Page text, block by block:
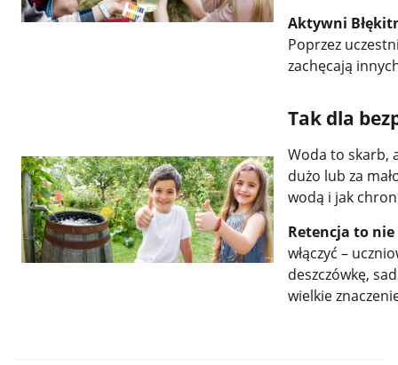
Aktywni
Poprzez
zachęcają
Tak dla
Woda to skarb,
dużo lub za
wodą i jak
Retencja to
włączyć –
deszczówkę,
wielkie